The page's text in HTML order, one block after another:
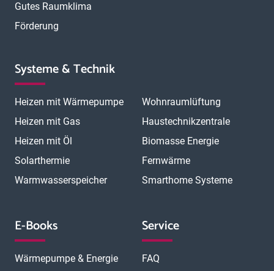
Gutes Raumklima
Förderung
Systeme & Technik
Heizen mit Wärmepumpe
Heizen mit Gas
Heizen mit Öl
Solarthermie
Warmwasserspeicher
Wohnraumlüftung
Haustechnikzentrale
Biomasse Energie
Fernwärme
Smarthome Systeme
E-Books
Wärmepumpe & Energie
Service
FAQ